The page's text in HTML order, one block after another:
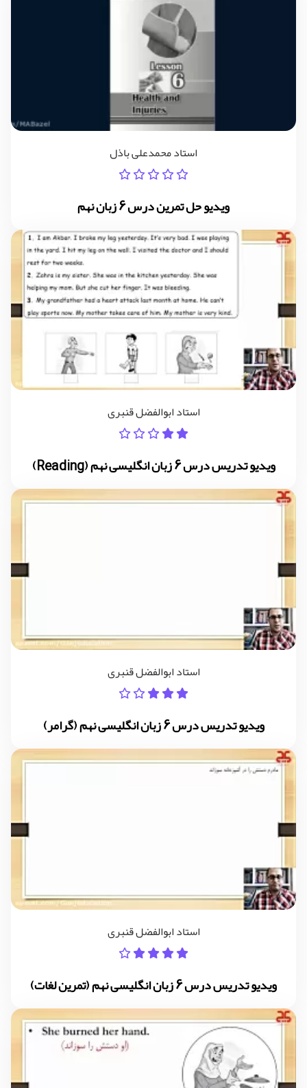
استاد محمدعلی باذل
ویدیو حل تمرین درس 6 زبان نهم
استاد ابوالفضل قنبری
ویدیو تدریس درس 6 زبان انگلیسی نهم (Reading)
استاد ابوالفضل قنبری
ویدیو تدریس درس 6 زبان انگلیسی نهم (گرامر)
استاد ابوالفضل قنبری
ویدیو تدریس درس 6 زبان انگلیسی نهم (تمرین لغات)